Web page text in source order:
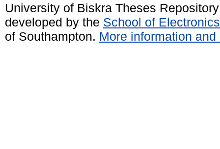
University of Biskra Theses
developed by the School of
of Southampton. More information